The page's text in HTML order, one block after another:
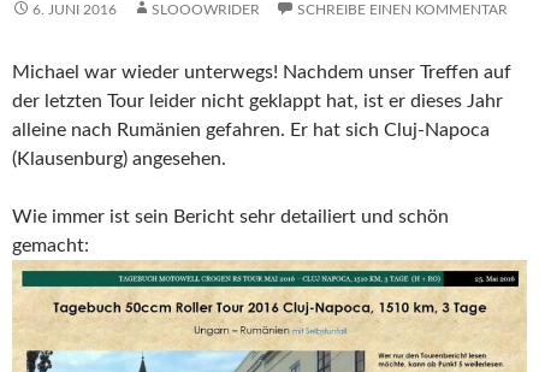
6. JUNI 2016 SLOOOWRIDER SCHREIBE EINEN KOMMENTAR
Michael war wieder unterwegs! Nachdem unser Treffen auf
der letzten Tour leider nicht geklappt hat, ist er dieses Jahr
alleine nach Rumänien gefahren. Er hat sich Cluj-Napoca
(Klausenburg) angesehen.
Wie immer ist sein Bericht sehr detailiert und schön
gemacht: